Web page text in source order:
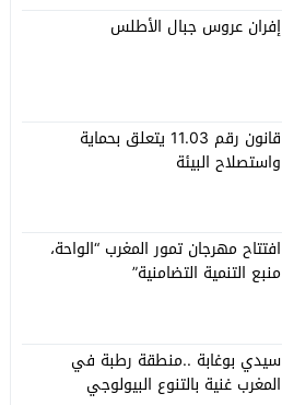
إفران عروس جبال الأطلس
قانون رقم 11.03 يتعلق بحماية
واستصلاح البيئة
افتتاح مهرجان تمور المغرب “الواحة،
منبع التنمية التضامنية”
سيدي بوغابة ..منطقة رطبة في
المغرب غنية بالتنوع البيولوجي